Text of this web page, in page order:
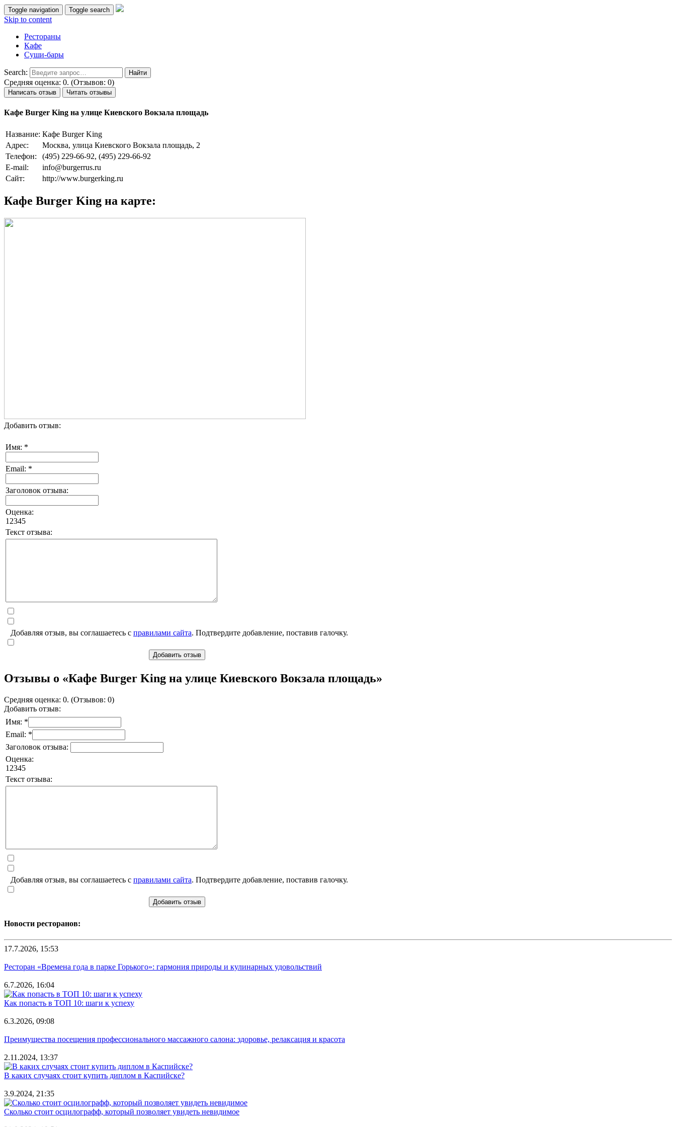
Toggle navigation Toggle search
Skip to content
Рестораны
Кафе
Суши-бары
Search:
Средняя оценка: 0. (Отзывов: 0)
Написать отзыв Читать отзывы
Кафе Burger King на улице Киевского Вокзала площадь
Название: Кафе Burger King
Адрес:
Москва, улица Киевского Вокзала площадь, 2
Телефон:
(495) 229-66-92, (495) 229-66-92
E-mail:
info@burgerrus.ru
Сайт:
http://www.burgerking.ru
Кафе Burger King на карте:
Добавить отзыв:
Имя: *
Email: *
Заголовок отзыва:
Оценка:
1 2345
Текст отзыва:
Добавляя отзыв, вы соглашаетесь с правилами сайта. Подтвердите добавление, поставив галочку.
Добавить отзыв
Отзывы о «Кафе Burger King на улице Киевского Вокзала площадь»
Средняя оценка: 0. (Отзывов: 0)
Добавить отзыв:
Имя: *
Email: *
Заголовок отзыва:
Оценка:
1 2345
Текст отзыва:
Добавляя отзыв, вы соглашаетесь с правилами сайта. Подтвердите добавление, поставив галочку.
Добавить отзыв
Новости ресторанов:
17.7.2026, 15:53
Ресторан «Времена года в парке Горького»: гармония природы и кулинарных удовольствий
6.7.2026, 16:04
Как попасть в ТОП 10: шаги к успеху
6.3.2026, 09:08
Преимущества посещения профессионального массажного салона: здоровье, релаксация и красота
2.11.2024, 13:37
В каких случаях стоит купить диплом в Каспийске?
3.9.2024, 21:35
Сколько стоит осцилографф, который позволяет увидеть невидимое